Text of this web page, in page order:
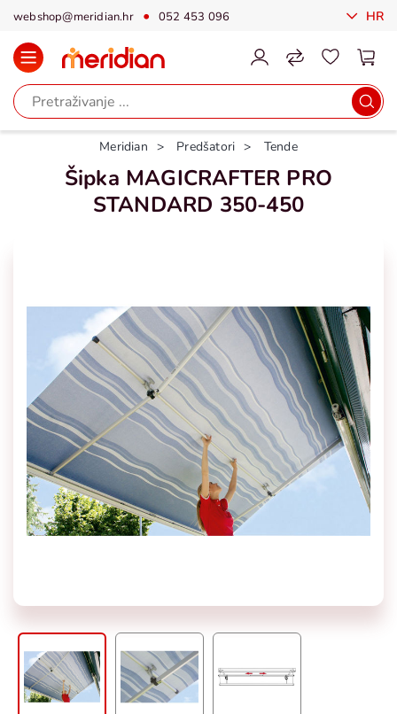
webshop@meridian.hr 052 453 096 HR
Meridian Predšatori Tende
Šipka MAGICRAFTER PRO
STANDARD 350-450